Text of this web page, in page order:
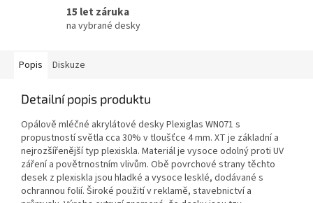
15 let záruka
na vybrané desky
Popis Diskuze
Detailní popis produktu
Opálově mléčné akrylátové desky Plexiglas WN071 s
propustností světla cca 30% v tloušťce 4 mm. XT je základní a
nejrozšířenější typ plexiskla. Materiál je vysoce odolný proti UV
záření a povětrnostním vlivům. Obě povrchové strany těchto
desek z plexiskla jsou hladké a vysoce lesklé, dodávané s
ochrannou folií. Široké použití v reklamě, stavebnictví a